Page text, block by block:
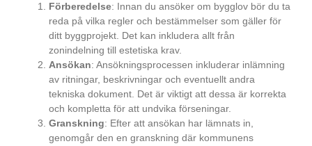
Förberedelse: Innan du ansöker om bygglov bör du ta
reda på vilka regler och bestämmelser som gäller för
ditt byggprojekt. Det kan inkludera allt från
zonindelning till estetiska krav.
Ansökan: Ansökningsprocessen inkluderar inlämning
av ritningar, beskrivningar och eventuellt andra
tekniska dokument. Det är viktigt att dessa är korrekta
och kompletta för att undvika förseningar.
Granskning: Efter att ansökan har lämnats in,
genomgår den en granskning där kommunens